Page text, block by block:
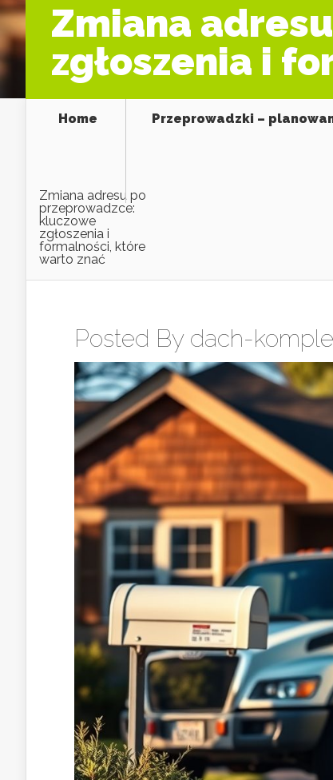
Zmiana
zgłoszenia i
Home Przeprowadzki –
Zmiana adresu po
przeprowadzce:
kluczowe
zgłoszenia i
formalności, które
warto znać
Posted By dach-